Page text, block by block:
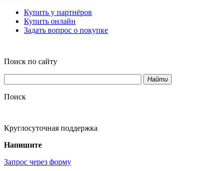
Купить у партнёров
Купить онлайн
Задать вопрос о покупке
Поиск по сайту
Найти
Поиск
Круглосуточная поддержка
Напишите
Запрос через форму